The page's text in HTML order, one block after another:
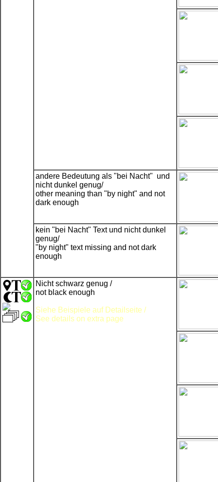
andere Bedeutung als "bei Nacht" und
nicht dunkel genug/
other meaning than "by night" and not
dark enough
kein "bei Nacht" Text und nicht dunkel
genug/
"by night" text missing and not dark
enough
Nicht schwarz genug /
not black enough
Siehe Beispiele auf Detailseite /
See details on extra page